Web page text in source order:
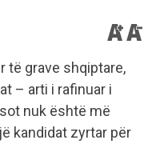
të grave shqiptare,
– arti i rafinuar i
nuk është më
kandidat zyrtar për